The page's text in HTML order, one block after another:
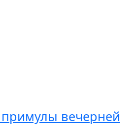
примулы вечерней